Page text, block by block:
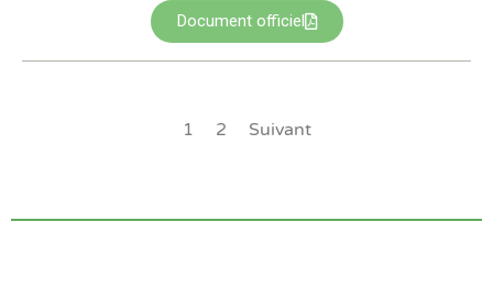
Document officiel
1 2 Suivant